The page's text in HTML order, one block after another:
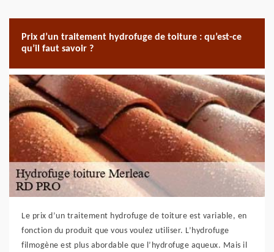
Prix d’un traitement hydrofuge de toiture : qu’est-ce
qu’il faut savoir ?
Le prix d’un traitement hydrofuge de toiture est variable, en
fonction du produit que vous voulez utiliser. L’hydrofuge
filmogène est plus abordable que l’hydrofuge aqueux. Mais il